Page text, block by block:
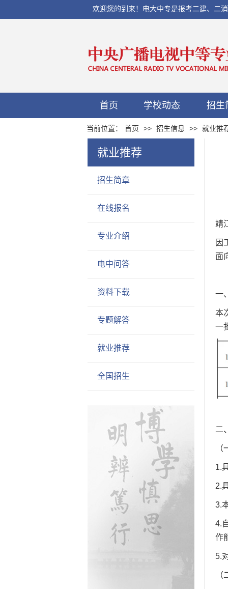
欢迎您的到来！电大中专是报考二建、二
首页 学校动态 招生
当前位置： 首页 >> 招生信息 >> 就业推
就业推荐
招生简章
在线报名
专业介绍
电中问答
资料下载
专题解答
就业推荐
全国招生
靖
因
面
一
本
一
二
1.
2.
3.
4.
作
5.